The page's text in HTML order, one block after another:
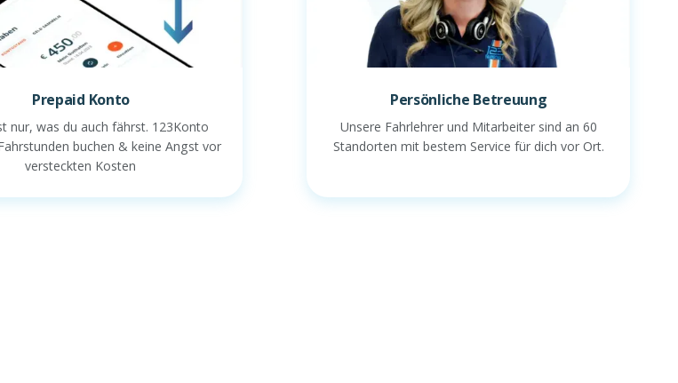
Prepaid Konto
nur, was du auch fährst. 123Konto
buchen & keine Angst vor
versteckten Kosten
Persönliche Betreuung
Unsere Fahrlehrer und Mitarbeiter sind an 60
Standorten mit bestem Service für dich vor Ort.